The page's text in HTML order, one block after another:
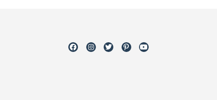
FacebookInstagram
TwitterPinterestYoutube